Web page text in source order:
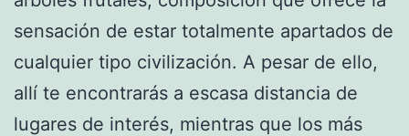
sensación de estar totalmente apartados de
cualquier tipo civilización. A pesar de ello,
allí te encontrarás a escasa distancia de
lugares de interés, mientras que los más